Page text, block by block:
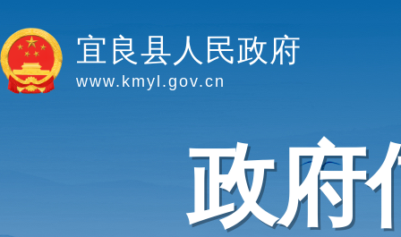
宜良县人民政府
www.kmyl.gov.cn
政府